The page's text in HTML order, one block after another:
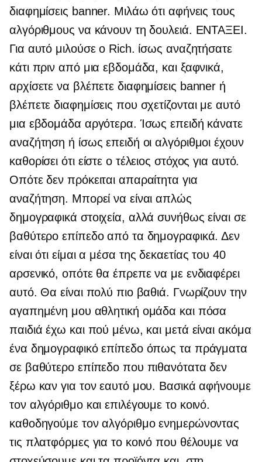
διαφημίσεις banner. Μιλάω ότι αφήνεις τους
αλγόριθμους να κάνουν τη δουλειά. ΕΝΤΑΞΕΙ.
Για αυτό μιλούσε ο Rich. ίσως αναζητήσατε
κάτι πριν από μια εβδομάδα, και ξαφνικά,
αρχίσετε να βλέπετε διαφημίσεις banner ή
βλέπετε διαφημίσεις που σχετίζονται με αυτό
μια εβδομάδα αργότερα. Ίσως επειδή κάνατε
αναζήτηση ή ίσως επειδή οι αλγόριθμοι έχουν
καθορίσει ότι είστε ο τέλειος στόχος για αυτό.
Οπότε δεν πρόκειται απαραίτητα για
αναζήτηση. Μπορεί να είναι απλώς
δημογραφικά στοιχεία, αλλά συνήθως είναι σε
βαθύτερο επίπεδο από τα δημογραφικά. Δεν
είναι ότι είμαι α μέσα της δεκαετίας του 40
αρσενικό, οπότε θα έπρεπε να με ενδιαφέρει
αυτό. Θα είναι πολύ πιο βαθιά. Γνωρίζουν την
αγαπημένη μου αθλητική ομάδα και πόσα
παιδιά έχω και πού μένω, και μετά είναι ακόμα
ένα δημογραφικό επίπεδο όπως τα πράγματα
σε βαθύτερο επίπεδο που πιθανότατα δεν
ξέρω καν για τον εαυτό μου. Βασικά αφήνουμε
τον αλγόριθμο και επιλέγουμε το κοινό.
καθοδηγούμε τον αλγόριθμο ενημερώνοντας
τις πλατφόρμες για το κοινό που θέλουμε να